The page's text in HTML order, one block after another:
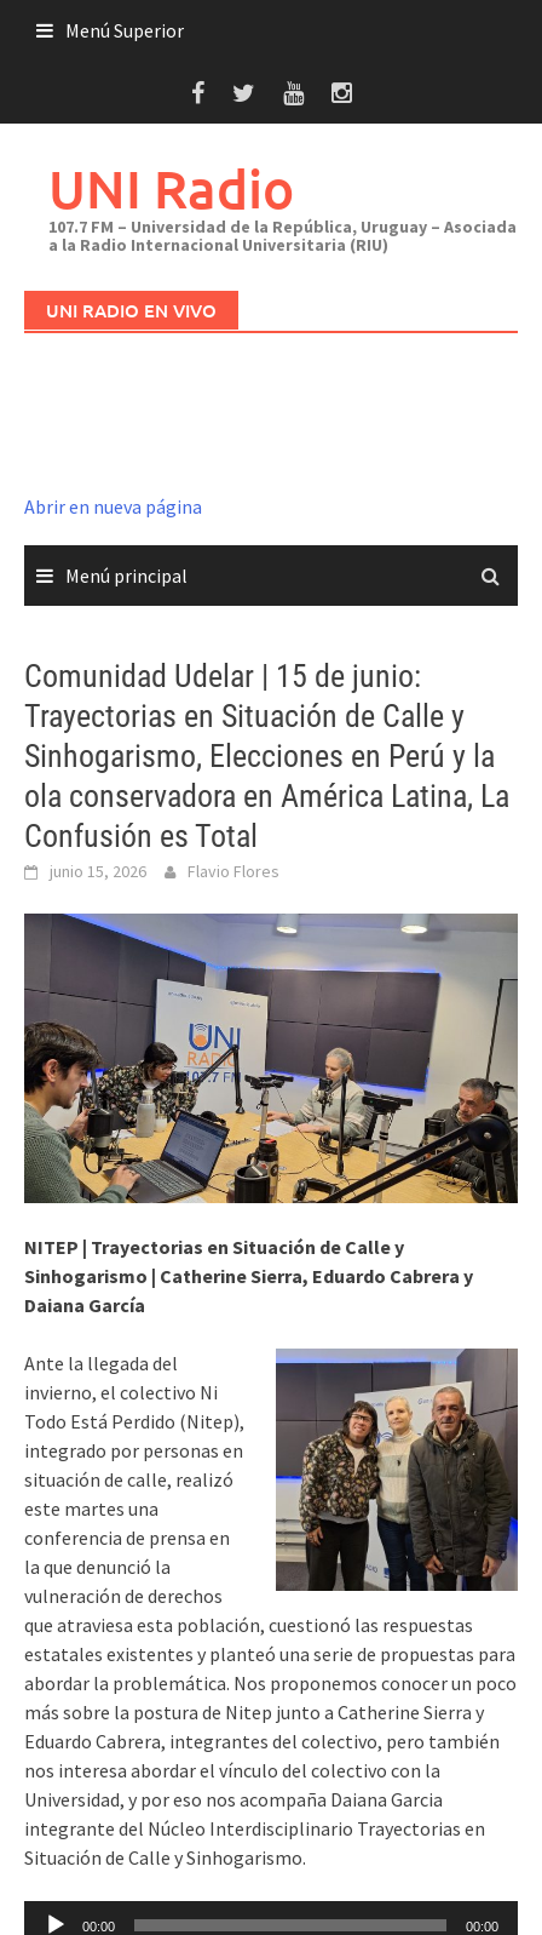
Menú Superior
UNI Radio
107.7 FM – Universidad de la República, Uruguay – Asociada
a la Radio Internacional Universitaria (RIU)
UNI RADIO EN VIVO
Abrir en nueva página
Menú principal
Comunidad Udelar | 15 de junio:
Trayectorias en Situación de Calle y
Sinhogarismo, Elecciones en Perú y la
ola conservadora en América Latina, La
Confusión es Total
junio 15, 2026 Flavio Flores
NITEP | Trayectorias en Situación de Calle y
Sinhogarismo | Catherine Sierra, Eduardo Cabrera y
Daiana García
Ante la llegada del
invierno, el colectivo Ni
Todo Está Perdido (Nitep),
integrado por personas en
situación de calle, realizó
este martes una
conferencia de prensa en
la que denunció la
vulneración de derechos
que atraviesa esta población, cuestionó las respuestas
estatales existentes y planteó una serie de propuestas para
abordar la problemática. Nos proponemos conocer un poco
más sobre la postura de Nitep junto a Catherine Sierra y
Eduardo Cabrera, integrantes del colectivo, pero también
nos interesa abordar el vínculo del colectivo con la
Universidad, y por eso nos acompaña Daiana Garcia
integrante del Núcleo Interdisciplinario Trayectorias en
Situación de Calle y Sinhogarismo.
Reproductor
00:00 00:00